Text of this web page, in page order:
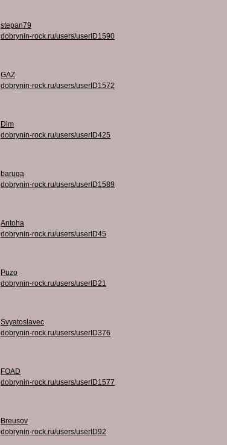
stepan79
dobrynin-rock.ru/users/userID1590
GAZ
dobrynin-rock.ru/users/userID1572
Dim
dobrynin-rock.ru/users/userID425
baruga
dobrynin-rock.ru/users/userID1589
Antoha
dobrynin-rock.ru/users/userID45
Puzo
dobrynin-rock.ru/users/userID21
Svyatoslavec
dobrynin-rock.ru/users/userID376
FOAD
dobrynin-rock.ru/users/userID1577
Breusov
dobrynin-rock.ru/users/userID92